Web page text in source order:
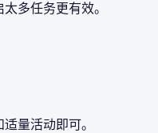
多任务更有效。
量活动即可。